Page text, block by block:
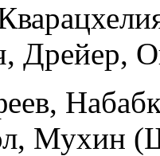
Дрейер,
Мухин